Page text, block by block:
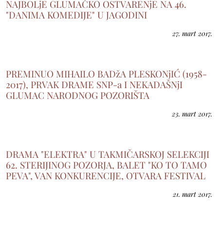
NAJBOLjE GLUMAČKO OSTVARENjE NA 46.
"DANIMA KOMEDIJE" U JAGODINI
27. mart 2017.
PREMINUO MIHAILO BADžA PLESKONjIĆ (1958-
2017), PRVAK DRAME SNP-a I NEKADAŠNjI
GLUMAC NARODNOG POZORIŠTA
23. mart 2017.
DRAMA "ELEKTRA" U TAKMIČARSKOJ SELEKCIJI
62. STERIJINOG POZORJA, BALET "KO TO TAMO
PEVA", VAN KONKURENCIJE, OTVARA FESTIVAL
21. mart 2017.